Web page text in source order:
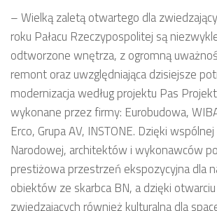
– Wielką zaletą otwartego dla
roku Pałacu Rzeczypospolitej są
odtworzone wnętrza, z ogromną
remont oraz uwzględniająca dzisiejsze
modernizacja według projektu Pas
wykonane przez firmy: Eurobudowa,
Erco, Grupa AV, INSTONE. Dzięki
Narodowej, architektów i wykonawców
prestiżowa przestrzeń ekspozycyjna dla
obiektów ze skarbca BN, a dzięki
zwiedzających również kulturalna dla